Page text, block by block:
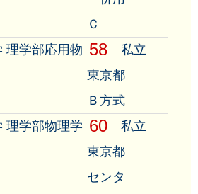
Ｃ
理学部応用物 58
私立
東京都
Ｂ方式
理学部物理学 60
私立
東京都
センタ